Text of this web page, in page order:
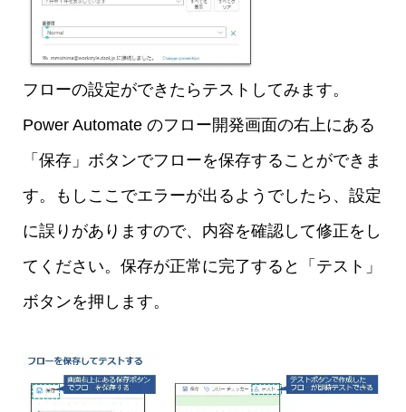
フローの設定ができたらテストしてみます。
Power Automate のフロー開発画面の右上にある
「保存」ボタンでフローを保存することができま
す。もしここでエラーが出るようでしたら、設定
に誤りがありますので、内容を確認して修正をし
てください。保存が正常に完了すると「テスト」
ボタンを押します。